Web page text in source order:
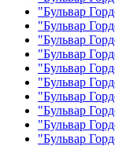
"Бульвар
"Бульвар
"Бульвар
"Бульвар
"Бульвар
"Бульвар
"Бульвар
"Бульвар
"Бульвар
"Бульвар